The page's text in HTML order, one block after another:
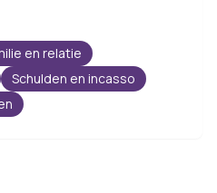
en relatie
Schulden en incasso